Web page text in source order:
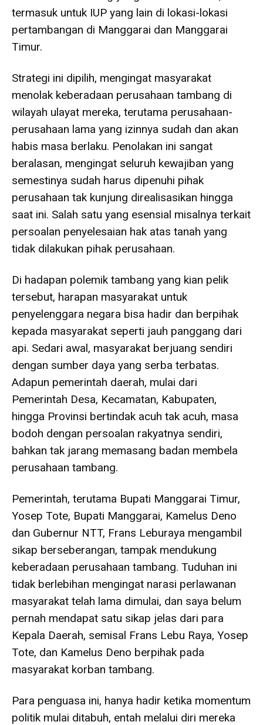
termasuk untuk IUP yang lain di lokasi-lokasi
pertambangan di Manggarai dan Manggarai
Timur.
Strategi ini dipilih, mengingat masyarakat
menolak keberadaan perusahaan tambang di
wilayah ulayat mereka, terutama perusahaan-
perusahaan lama yang izinnya sudah dan akan
habis masa berlaku. Penolakan ini sangat
beralasan, mengingat seluruh kewajiban yang
semestinya sudah harus dipenuhi pihak
perusahaan tak kunjung direalisasikan hingga
saat ini. Salah satu yang esensial misalnya terkait
persoalan penyelesaian hak atas tanah yang
tidak dilakukan pihak perusahaan.
Di hadapan polemik tambang yang kian pelik
tersebut, harapan masyarakat untuk
penyelenggara negara bisa hadir dan berpihak
kepada masyarakat seperti jauh panggang dari
api. Sedari awal, masyarakat berjuang sendiri
dengan sumber daya yang serba terbatas.
Adapun pemerintah daerah, mulai dari
Pemerintah Desa, Kecamatan, Kabupaten,
hingga Provinsi bertindak acuh tak acuh, masa
bodoh dengan persoalan rakyatnya sendiri,
bahkan tak jarang memasang badan membela
perusahaan tambang.
Pemerintah, terutama Bupati Manggarai Timur,
Yosep Tote, Bupati Manggarai, Kamelus Deno
dan Gubernur NTT, Frans Leburaya mengambil
sikap berseberangan, tampak mendukung
keberadaan perusahaan tambang. Tuduhan ini
tidak berlebihan mengingat narasi perlawanan
masyarakat telah lama dimulai, dan saya belum
pernah mendapat satu sikap jelas dari para
Kepala Daerah, semisal Frans Lebu Raya, Yosep
Tote, dan Kamelus Deno berpihak pada
masyarakat korban tambang.
Para penguasa ini, hanya hadir ketika momentum
politik mulai ditabuh, entah melalui diri mereka